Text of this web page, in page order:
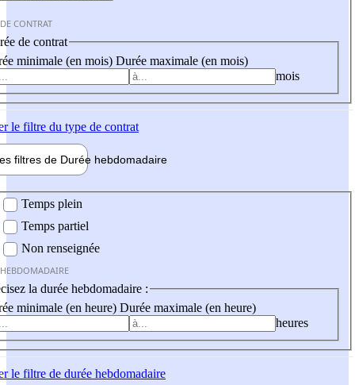
CONTRAT
de contrat
minimale (en mois) Durée maximale (en mois)
mois
le filtre du type de contrat
filtres de Durée hebdomadaire
Temps plein
Temps partiel
Non renseignée
la durée hebdomadaire :
minimale (en heure) Durée maximale (en heure)
heures
le filtre de durée hebdomadaire